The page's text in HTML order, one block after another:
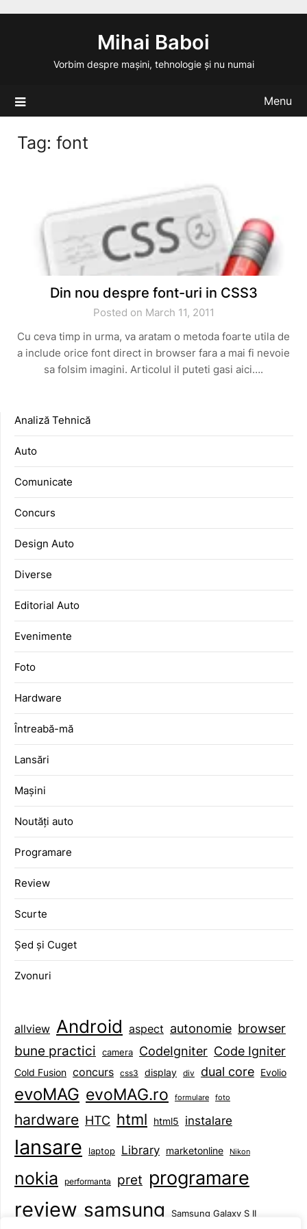
Mihai Baboi
Vorbim despre mașini, tehnologie și nu numai
Menu
Tag: font
Din nou despre font-uri in CSS3
Posted on March 11, 2011
Cu ceva timp in urma, va aratam o metoda foarte utila de
a include orice font direct in browser fara a mai fi nevoie
sa folsim imagini. Articolul il puteti gasi aici….
Analiză Tehnică
Auto
Comunicate
Concurs
Design Auto
Diverse
Editorial Auto
Evenimente
Foto
Hardware
Întreabă-mă
Lansări
Mașini
Noutăți auto
Programare
Review
Scurte
Șed și Cuget
Zvonuri
allview Android aspect autonomie browser
bune practici camera CodeIgniter Code Igniter
Cold Fusion concurs css3 display div dual core Evolio
evoMAG evoMAG.ro formulare foto
hardware HTC html html5 instalare
lansare laptop Library marketonline Nikon
nokia performanta pret programare
review samsung Samsung Galaxy S II